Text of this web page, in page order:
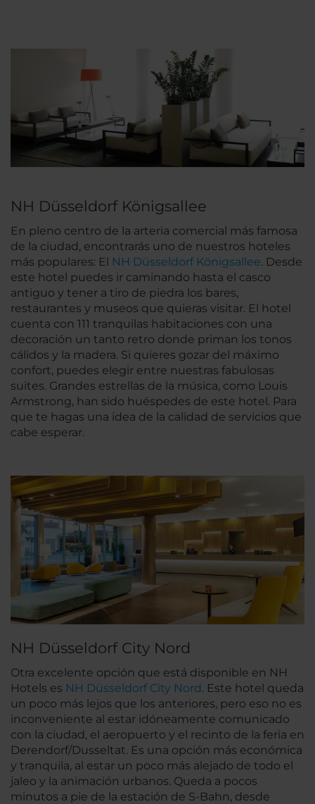
NH Düsseldorf Königsallee
En pleno centro de la arteria comercial más famosa
de la ciudad, encontrarás uno de nuestros hoteles
más populares: El NH Düsseldorf Königsallee. Desde
este hotel puedes ir caminando hasta el casco
antiguo y tener a tiro de piedra los bares,
restaurantes y museos que quieras visitar. El hotel
cuenta con 111 tranquilas habitaciones con una
decoración un tanto retro donde priman los tonos
cálidos y la madera. Si quieres gozar del máximo
confort, puedes elegir entre nuestras fabulosas
suites. Grandes estrellas de la música, como Louis
Armstrong, han sido huéspedes de este hotel. Para
que te hagas una idea de la calidad de servicios que
cabe esperar.
NH Düsseldorf City Nord
Otra excelente opción que está disponible en NH
Hotels es NH Düsseldorf City Nord. Este hotel queda
un poco más lejos que los anteriores, pero eso no es
inconveniente al estar idóneamente comunicado
con la ciudad, el aeropuerto y el recinto de la feria en
Derendorf/Dusseltat. Es una opción más económica
y tranquila, al estar un poco más alejado de todo el
jaleo y la animación urbanos. Queda a pocos
minutos a pie de la estación de S-Bahn, desde